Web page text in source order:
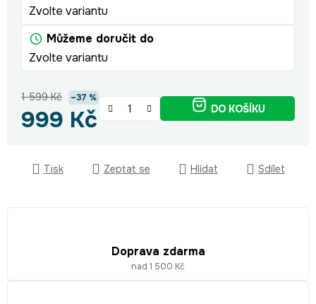
Zvolte variantu
Můžeme doručit do
Zvolte variantu
1 599 Kč –37 %
999 Kč DO KOŠÍKU
Tisk Zeptat se Hlídat Sdílet
Doprava zdarma
nad 1 500 Kč